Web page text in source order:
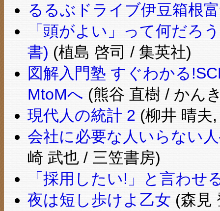
るるぶドライブ伊豆箱根
「頭がよい」って何だろ
書) (植島 啓司 / 集英社)
図解入門塾 すぐわかる
MtoMへ (熊谷 直樹 / かん
現代人の統計 2 (柳井 晴夫
会社に必要な人いらない
崎 武也 / 三笠書房)
「採用したい!」と言わせ
夜は短し歩けよ乙女 (森見